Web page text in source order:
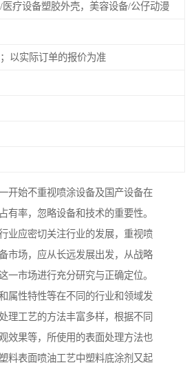
医疗设备塑胶外壳，美容设备/公仔动漫
以实际订单的报价为准
开始不重视喷涂设备及国产设备在
有率，忽略设备和技术的重要性。
业应密切关注行业的发展，重视喷
市场，应从长远发展出发，从战略
一市场进行充分研究与正确定位。
属性特性等在不同的行业和领域发
理工艺的方法丰富多样，根据不同
效果等，所使用的表面处理方法也
料表面喷油工艺中塑料底涂剂又起